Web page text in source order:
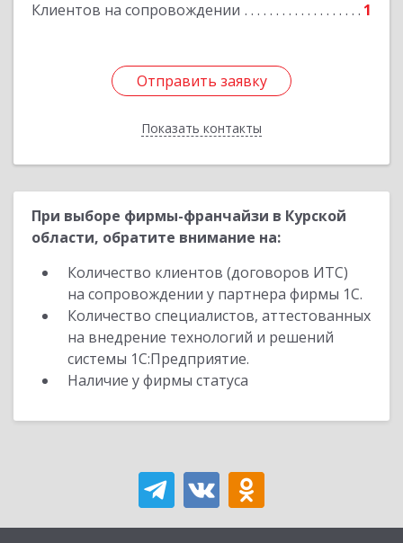
Клиентов на сопровождении 1
Отправить заявку
Показать контакты
Отправить заявку
Назад
При выборе фирмы-франчайзи в Курской
области, обратите внимание на:
Количество клиентов (договоров ИТС)
на сопровождении у партнера фирмы 1С.
Количество специалистов, аттестованных
на внедрение технологий и решений
системы 1С:Предприятие.
Наличие у фирмы статуса